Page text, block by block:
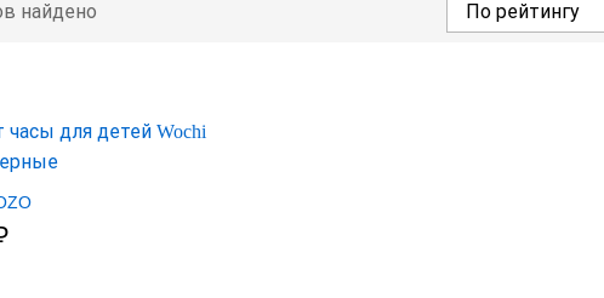
найдено По рейтингу